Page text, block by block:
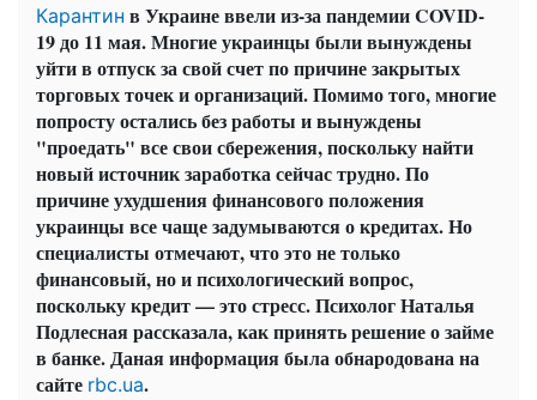
Карантин в Украине ввели из-за пандемии COVID-
19 до 11 мая. Многие украинцы были вынуждены
уйти в отпуск за свой счет по причине закрытых
торговых точек и организаций. Помимо того, многие
попросту остались без работы и вынуждены
"проедать" все свои сбережения, поскольку найти
новый источник заработка сейчас трудно. По
причине ухудшения финансового положения
украинцы все чаще задумываются о кредитах. Но
специалисты отмечают, что это не только
финансовый, но и психологический вопрос,
поскольку кредит — это стресс. Психолог Наталья
Подлесная рассказала, как принять решение о займе
в банке. Даная информация была обнародована на
сайте rbc.ua.